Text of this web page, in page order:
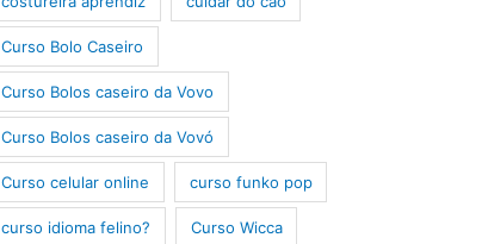
Curso Bolo Caseiro
Curso Bolos caseiro da Vovo
Curso Bolos caseiro da Vovó
Curso celular online curso funko pop
curso idioma felino? Curso Wicca